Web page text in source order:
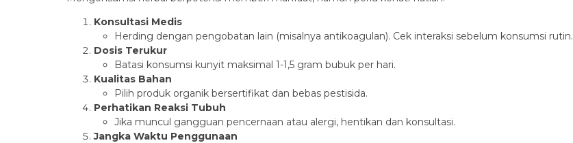
Konsultasi Medis
Herding dengan pengobatan lain (misalnya antikoagulan). Cek interaksi sebelum konsumsi rutin.
Dosis Terukur
Batasi konsumsi kunyit maksimal 1-1,5 gram bubuk per hari.
Kualitas Bahan
Pilih produk organik bersertifikat dan bebas pestisida.
Perhatikan Reaksi Tubuh
Jika muncul gangguan pencernaan atau alergi, hentikan dan konsultasi.
Jangka Waktu Penggunaan